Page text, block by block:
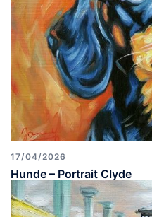
17/04/2026
Hunde – Portrait Clyde